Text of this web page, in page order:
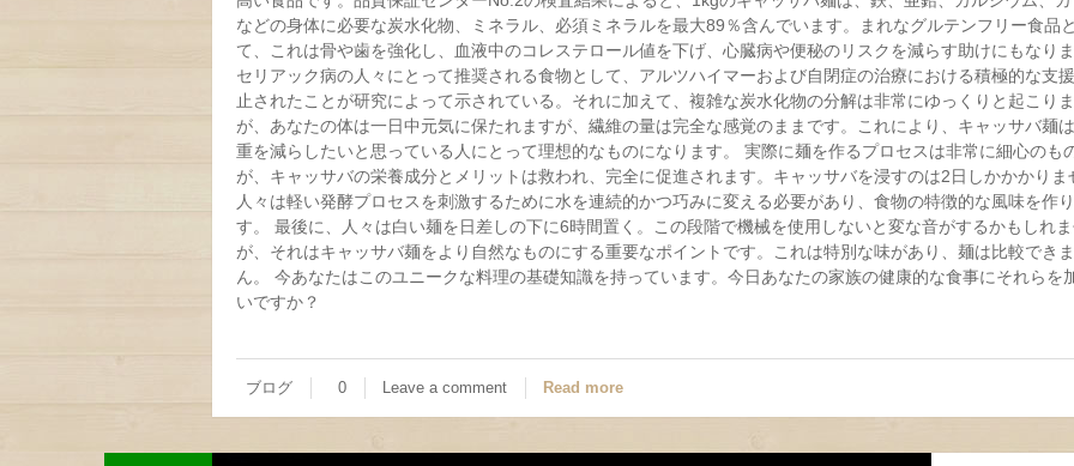
などの身体に必要な炭水化物、ミネラル、必須ミネラルを最大89％含んでいます。まれなグルテンフリー食品
て、これは骨や歯を強化し、血液中のコレステロール値を下げ、心臓病や便秘のリスクを減らす助けにもなり
セリアック病の人々にとって推奨される食物として、アルツハイマーおよび自閉症の治療における積極的な支
止されたことが研究によって示されている。それに加えて、複雑な炭水化物の分解は非常にゆっくりと起こり
が、あなたの体は一日中元気に保たれますが、繊維の量は完全な感覚のままです。これにより、キャッサバ麺
重を減らしたいと思っている人にとって理想的なものになります。 実際に麺を作るプロセスは非常に細心のも
が、キャッサバの栄養成分とメリットは救われ、完全に促進されます。キャッサバを浸すのは2日しかかかりま
人々は軽い発酵プロセスを刺激するために水を連続的かつ巧みに変える必要があり、食物の特徴的な風味を作
す。 最後に、人々は白い麺を日差しの下に6時間置く。この段階で機械を使用しないと変な音がするかもしれ
が、それはキャッサバ麺をより自然なものにする重要なポイントです。これは特別な味があり、麺は比較でき
ん。 今あなたはこのユニークな料理の基礎知識を持っています。今日あなたの家族の健康的な食事にそれらを
いですか？
ブログ 0 Leave a comment Read more